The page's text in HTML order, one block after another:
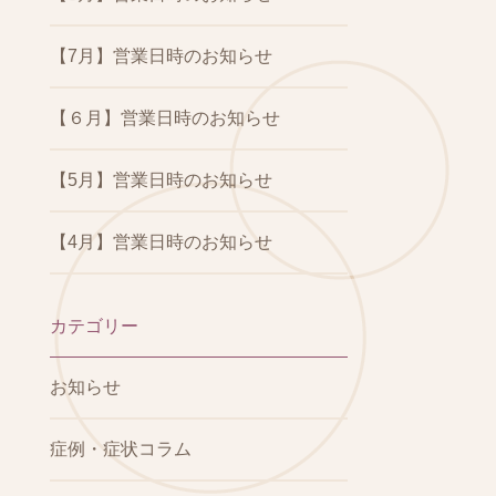
【7月】営業日時のお知らせ
【６月】営業日時のお知らせ
【5月】営業日時のお知らせ
【4月】営業日時のお知らせ
カテゴリー
お知らせ
症例・症状コラム